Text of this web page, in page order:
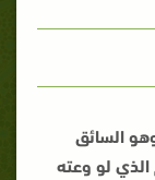
السائق
الذي لو وعته